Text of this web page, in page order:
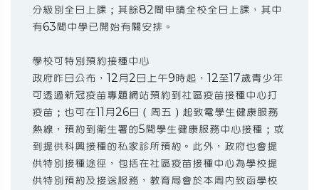
分級別全日上課；其餘82間申請全校全日上課，其中
有63間中學已開始有關安排。
學校可特別預約接種中心
政府昨日公布，12月2日上午9時起，12至17歲青少年
可透過新冠疫苗專題網站預約到社區疫苗接種中心打
疫苗；也可在11月26日（周五）起致電學生健康服務
熱線，預約到衛生署的5間學生健康服務中心接種；或
到提供科興接種的私家診所預約。此外，政府也會提
供特別接種途徑，包括在社區疫苗接種中心為學校提
供特別預約及接送服務，教育局會於本周內致函學校